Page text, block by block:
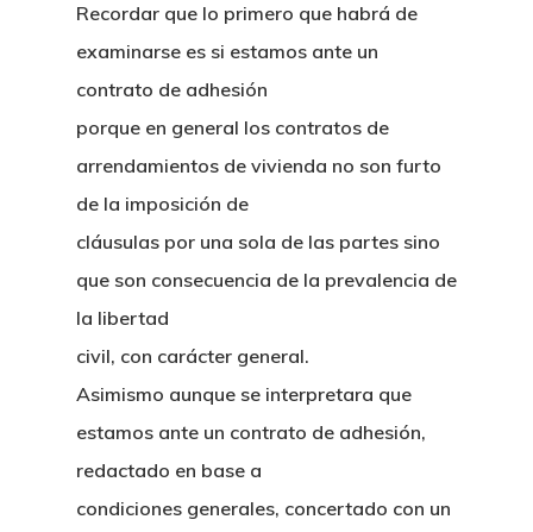
Recordar que lo primero que habrá de
examinarse es si estamos ante un
contrato de adhesión
porque en general los contratos de
arrendamientos de vivienda no son furto
de la imposición de
cláusulas por una sola de las partes sino
que son consecuencia de la prevalencia de
la libertad
civil, con carácter general.
Asimismo aunque se interpretara que
estamos ante un contrato de adhesión,
redactado en base a
condiciones generales, concertado con un